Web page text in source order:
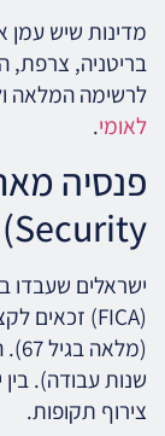
מדינות שיש עמן
בריטניה, צרפת,
לרשימה המלאה
לאומי.
Security) לישראלים
ישראלים שעבדו
שנות עבודה).
צירוף תקופות.